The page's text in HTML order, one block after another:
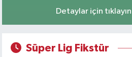
Detaylar için tıklayın
Süper Lig Fikstür